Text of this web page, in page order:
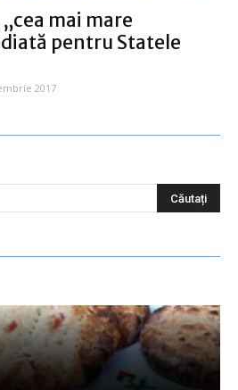
mai mare
pentru Statele
2017